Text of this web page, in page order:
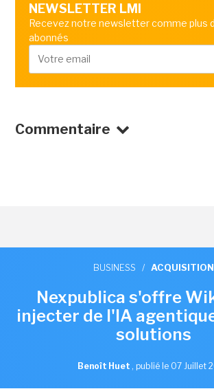
NEWSLETTER LMI
Recevez notre newsletter comme plus
abonnés
Commentaire
BUSINESS / ACQUISITION
Nexpublica s'offre
injecter de l'IA
solutions
Benoît Huet , publié le 07 Juillet